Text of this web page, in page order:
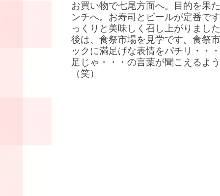
お買い物で七尾方面へ。目的を果
ンチへ。お寿司とビールが定番で
っくりと美味しく召し上がりまし
後は、食祭市場を見学です。食祭
ックに満足げな表情をパチリ・・
足じゃ・・・の言葉が聞こえる
（笑）